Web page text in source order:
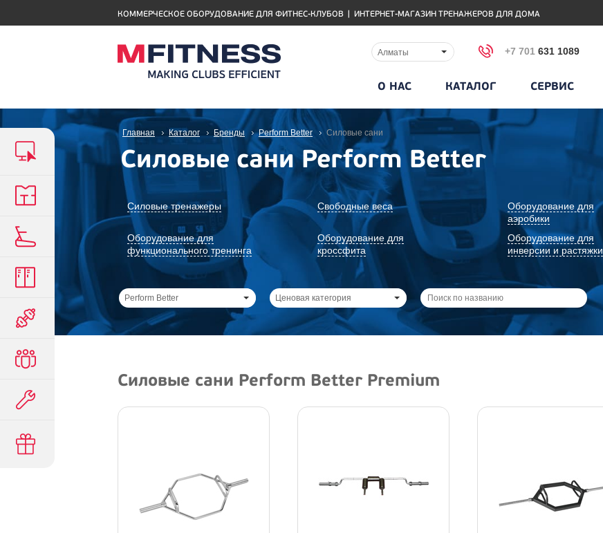
КОММЕРЧЕСКОЕ ОБОРУДОВАНИЕ ДЛЯ ФИТНЕС-КЛУБОВ ИНТЕРНЕТ-МАГАЗИН ТРЕНАЖЕРОВ ДЛЯ ДОМА
Алматы +7 701 631 1089
О НАС КАТАЛОГ СЕРВИС
Главная Каталог Бренды Perform Better Силовые сани
Силовые сани Perform Better
Силовые тренажеры Свободные веса
Оборудование для
аэробики
Оборудование для
функционального тренинга
Оборудование для
кроссфита
Оборудование для
инверсии и растяжки
Perform Better Ценовая категория
Силовые сани Perform Better Premium